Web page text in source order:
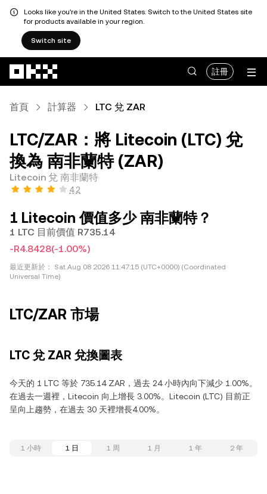
Looks like you're in the United States. Switch to the United States site
for products available in your region.
Switch site
註冊
首頁 計算器 LTC 兌 ZAR
LTC/ZAR：將 Litecoin (LTC) 兌
換為 南非蘭特 (ZAR)
Litecoin 兌 南非蘭特
4.2
1 Litecoin 價值多少 南非蘭特？
1 LTC 目前價值 R735.14
-R4.8428(-1.00%)
最近更新於：
Sat Aug 08 2026 11:47:15 (UTC+0000) (Coordinated
Universal Time)
LTC/ZAR 市場
LTC 兌 ZAR 兌換圖表
今天的 1 LTC 等於 735.14 ZAR，過去 24 小時內向下減少 1.00%。
在過去一週裡，Litecoin 向上增長 3.00%。Litecoin (LTC) 目前正
呈向上趨勢，在過去 30 天裡增長4.00%。
1 小時 1 日 1 周 1 月 1 年 2 年